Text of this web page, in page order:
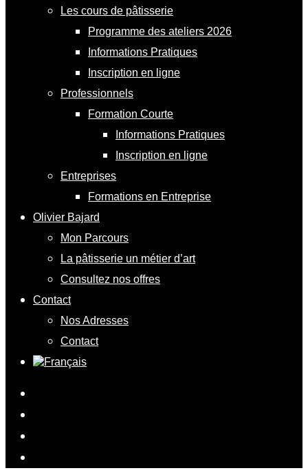
Les cours de pâtisserie
Programme des ateliers 2026
Informations Pratiques
Inscription en ligne
Professionnels
Formation Courte
Informations Pratiques
Inscription en ligne
Entreprises
Formations en Entreprise
Olivier Bajard
Mon Parcours
La pâtisserie un métier d’art
Consultez nos offres
Contact
Nos Adresses
Contact